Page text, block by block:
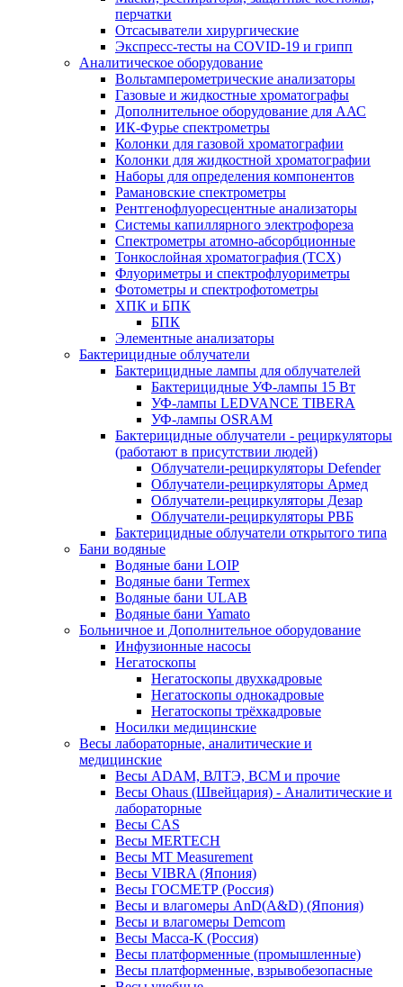
перчатки
Отсасыватели хирургические
Экспресс-тесты на COVID-19 и грипп
Аналитическое оборудование
Вольтамперометрические анализаторы
Газовые и жидкостные хроматографы
Дополнительное оборудование для ААС
ИК-Фурье спектрометры
Колонки для газовой хроматографии
Колонки для жидкостной хроматографии
Наборы для определения компонентов
Рамановские спектрометры
Рентгенофлуоресцентные анализаторы
Системы капиллярного электрофореза
Спектрометры атомно-абсорбционные
Тонкослойная хроматография (ТСХ)
Флуориметры и спектрофлуориметры
Фотометры и спектрофотометры
ХПК и БПК
БПК
Элементные анализаторы
Бактерицидные облучатели
Бактерицидные лампы для облучателей
Бактерицидные УФ-лампы 15 Вт
УФ-лампы LEDVANCE TIBERA
УФ-лампы OSRAM
Бактерицидные облучатели - рециркуляторы
(работают в присутствии людей)
Облучатели-рециркуляторы Defender
Облучатели-рециркуляторы Армед
Облучатели-рециркуляторы Дезар
Облучатели-рециркуляторы РВБ
Бактерицидные облучатели открытого типа
Бани водяные
Водяные бани LOIP
Водяные бани Termex
Водяные бани ULAB
Водяные бани Yamato
Больничное и Дополнительное оборудование
Инфузионные насосы
Негатоскопы
Негатоскопы двухкадровые
Негатоскопы однокадровые
Негатоскопы трёхкадровые
Носилки медицинские
Весы лабораторные, аналитические и
медицинские
Весы ADAM, ВЛТЭ, BCM и прочие
Весы Ohaus (Швейцария) - Аналитические и
лабораторные
Весы CAS
Весы MERTECH
Весы MT Measurement
Весы VIBRA (Япония)
Весы ГОСМЕТР (Россия)
Весы и влагомеры AnD(A&D) (Япония)
Весы и влагомеры Demcom
Весы Масса-К (Россия)
Весы платформенные (промышленные)
Весы платформенные, взрывобезопасные